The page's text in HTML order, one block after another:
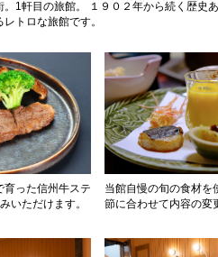
1軒目の旅館。 １９０２年から続く歴史
トロな旅館です。
育った信州牛ステ
いただけます。
当館自慢の旬の食材を
節に合わせて内容の変